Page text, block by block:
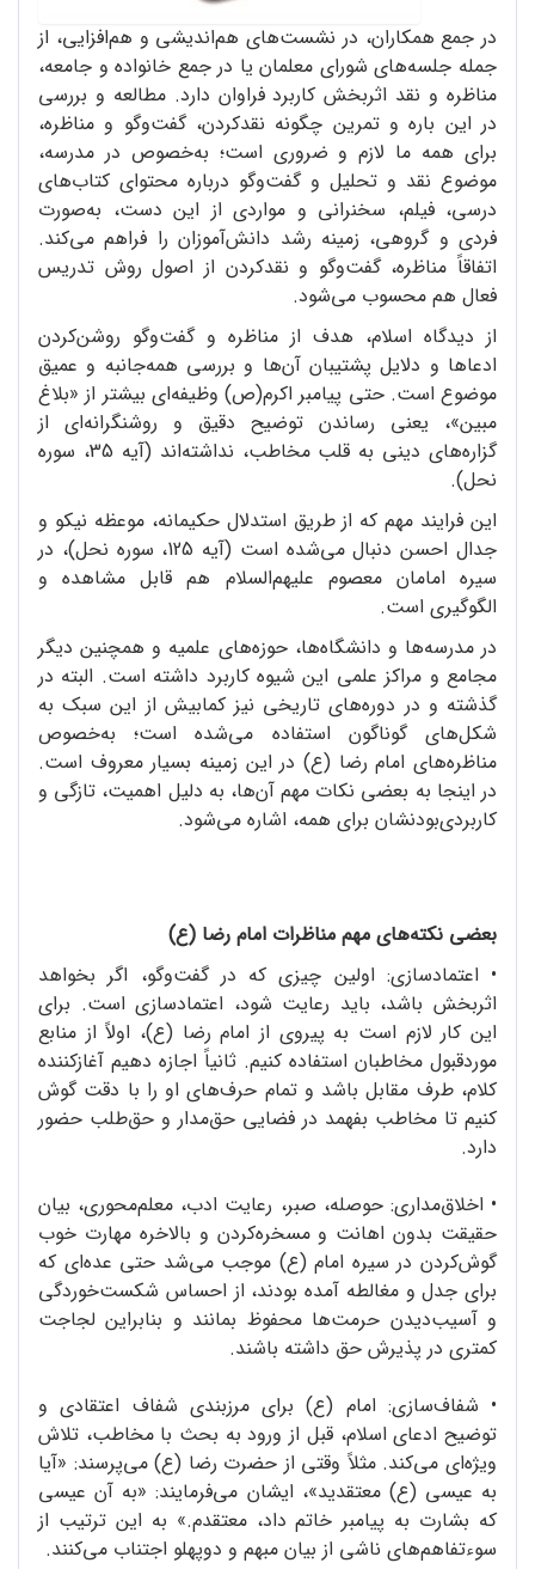
در جمع همکاران، در نشست‌های هم‌اندیشی و هم‌افزایی، از
جمله جلسه‌های شورای معلمان یا در جمع خانواده و جامعه،
مناظره و نقد اثربخش کاربرد فراوان دارد. مطالعه و بررسی
در این باره و تمرین چگونه نقدکردن، گفت‌وگو و مناظره،
برای همه‌ ما لازم و ضروری است؛ به‌خصوص در مدرسه‌،
موضوع نقد و تحلیل و گفت‌وگو درباره‌ محتوای کتاب‌های
درسی، فیلم، سخنرانی و مواردی از این دست، به‌صورت
فردی و گروهی، زمینه رشد دانش‌آموزان را فراهم می‌کند.
اتفاقاً مناظره، گفت‌وگو و نقدکردن از اصول روش تدریس
فعال هم محسوب می‌شود.
از دیدگاه اسلام، هدف از مناظره و گفت‌وگو روشن‌کردن
ادعاها و دلایل پشتیبان آن‌ها و بررسی همه‌جانبه و عمیق
موضوع است. حتی پیامبر اکرم(ص) وظیفه‌ای بیشتر از «بلاغ
مبین»، یعنی رساندن توضیح دقیق و روشنگرانه‌ای از
گزاره‌های دینی به قلب مخاطب، نداشته‌اند (آیه‌ 35، سوره‌
نحل).
این فرایند مهم که از طریق استدلال حکیمانه، موعظه‌ نیکو و
جدال احسن دنبال می‌شده است (آیه‌ 125، سوره‌ نحل)، در
سیره‌ امامان معصوم علیهم‌السلام هم قابل مشاهده و
الگوگیری است.
در مدرسه‌ها و دانشگاه‌ها، حوزه‌های علمیه و همچنین دیگر
مجامع و مراکز علمی این شیوه کاربرد داشته است. البته در
گذشته و در دوره‌های تاریخی نیز کمابیش از این سبک به
شکل‌های گوناگون استفاده می‌شده است؛ به‌خصوص
مناظره‌های امام رضا (ع) در این زمینه بسیار معروف است.
در اینجا به بعضی نکات مهم آن‌ها، به دلیل اهمیت، تازگی و
کاربردی‌بودنشان برای همه، اشاره می‌شود.
بعضی نکته‌های مهم مناظرات امام رضا (ع)
• اعتمادسازی: اولین چیزی که در گفت‌وگو، اگر بخواهد
اثربخش باشد، باید رعایت شود، اعتمادسازی است. برای
این کار لازم است به پیروی از امام رضا (ع)، اولاً از منابع
موردقبول مخاطبان استفاده کنیم. ثانیاً اجازه دهیم آغازکننده‌
کلام، طرف مقابل باشد و تمام حرف‌های او را با دقت گوش
کنیم تا مخاطب بفهمد در فضایی حق‌مدار و حق‌طلب حضور
دارد.
• اخلاق‌مداری: حوصله، صبر، رعایت ادب، معلم‌محوری، بیان
حقیقت بدون اهانت و مسخره‌کردن و بالاخره مهارت خوب
گوش‌کردن در سیره‌ امام (ع) موجب می‌شد حتی عده‌ای که
برای جدل و مغالطه آمده بودند، از احساس شکست‌خوردگی
و آسیب‌دیدن حرمت‌ها محفوظ بمانند و بنابراین لجاجت
کمتری در پذیرش حق داشته باشند.
• شفاف‌سازی: امام (ع) برای مرزبندی شفاف اعتقادی و
توضیح ادعای اسلام، قبل از ورود به بحث با مخاطب، تلاش
ویژه‌ای می‌کند. مثلاً وقتی از حضرت رضا (ع) می‌پرسند: «آیا
به عیسی (ع) معتقدید»، ایشان می‌فرمایند: «به آن عیسی
که بشارت به پیامبر خاتم داد، معتقدم.» به این ترتیب از
سوءتفاهم‌های ناشی از بیان مبهم و دوپهلو اجتناب می‌کنند.